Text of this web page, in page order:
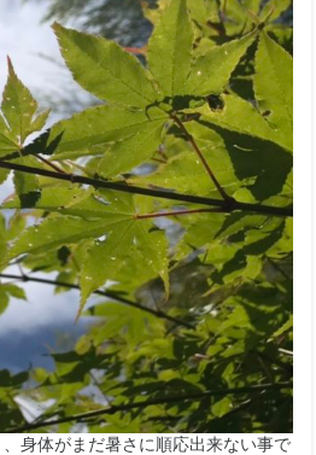
身体がまだ暑さに順応出来ない事で